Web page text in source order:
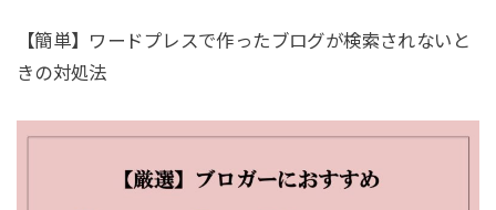
【簡単】ワードプレスで作ったブログが検索されないと
きの対処法